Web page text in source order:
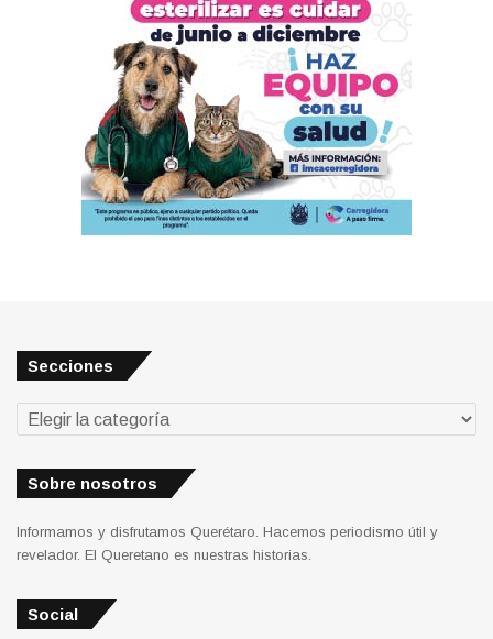
Secciones
Secciones
Sobre nosotros
Informamos y disfrutamos Querétaro. Hacemos periodismo útil y
revelador. El Queretano es nuestras historias.
Social